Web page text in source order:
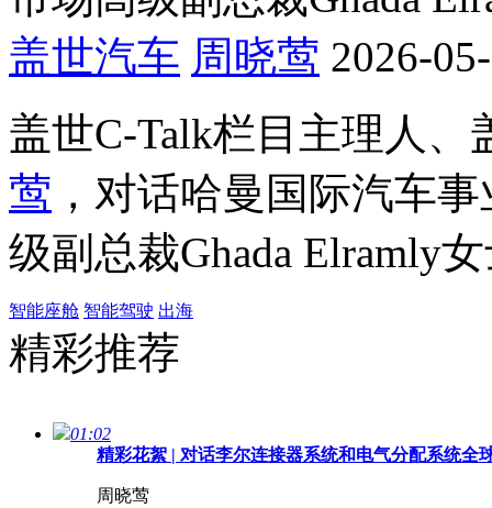
盖世汽车 周晓莺 2026-
盖世C-Talk栏目主理人、
莺 ，对话哈曼国际汽车
级副总裁Ghada Elramly
智能座舱 智能驾驶 出海
精彩推荐
01:02
精彩花絮 | 对话李尔连接器系统和电气分配系统全
周晓莺